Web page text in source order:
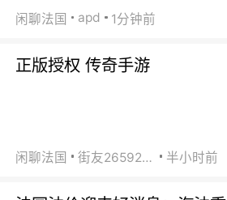
闲聊法国 apd 1分钟前
正版授权 传奇手游
闲聊法国 街友26592800 半小时前